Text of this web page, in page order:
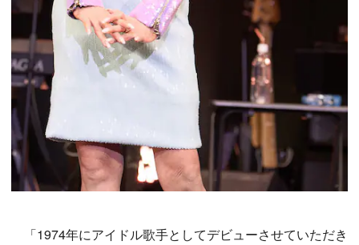
「1974年にアイドル歌手としてデビューさせていただき